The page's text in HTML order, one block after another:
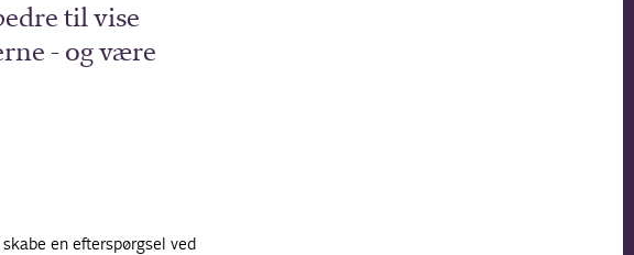
til vise
- og være
en efterspørgsel ved